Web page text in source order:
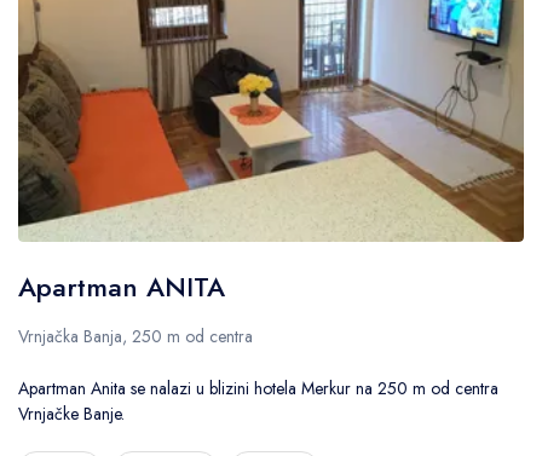
Apartman ANITA
Vrnjačka Banja, 250 m od centra
Apartman Anita se nalazi u blizini hotela Merkur na 250 m od centra
Vrnjačke Banje.